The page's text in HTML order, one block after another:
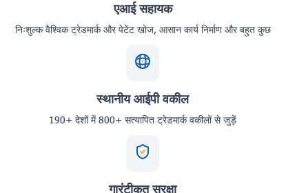
एआई सहायक
निःशुल्क वैश्विक ट्रेडमार्क और पेटेंट खोज, आसान कार्य निर्माण और बहुत कुछ
स्थानीय आईपी वकील
190+ देशों में 800+ सत्यापित ट्रेडमार्क वकीलों से जुड़ें
गारंटीकृत सुरक्षा